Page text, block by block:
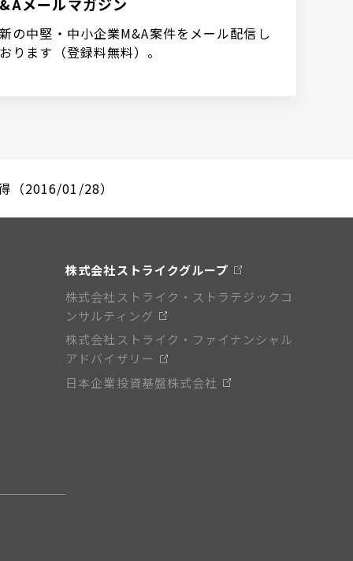
の中堅・中小企業M&A案件をメール配信し
ります（登録料無料）。
（2016/01/28）
株式会社ストライクグループ
株式会社ストライク・ストラテジックコ
ンサルティング
株式会社ストライク・ファイナンシャル
アドバイザリー
日本企業投資基盤株式会社